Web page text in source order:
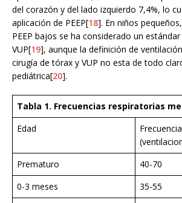
del corazón y del lado izquierdo 7,4%, lo
aplicación de PEEP[18]. En niños
PEEP bajos se ha considerado un
VUP[19], aunque la definición de
cirugía de tórax y VUP no esta de todo
pediátrica[20].
Tabla 1. Frecuencias respiratorias
Edad
Prematuro
40-70
0-3 meses
35-55